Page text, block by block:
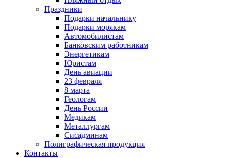
Праздники
Подарки начальнику
Подарки морякам
Автомобилистам
Банковским работникам
Энергетикам
Юристам
День авиации
23 февраля
8 марта
Геологам
День России
Медикам
Металлургам
Сисадминам
Полиграфическая продукция
Контакты